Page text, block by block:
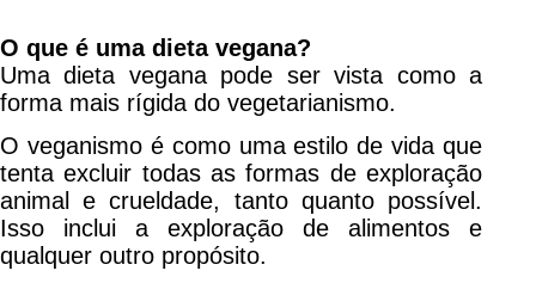
O que é uma dieta vegana?
Uma dieta vegana pode ser vista como a
forma mais rígida do vegetarianismo.
O veganismo é como uma estilo de vida que
tenta excluir todas as formas de exploração
animal e crueldade, tanto quanto possível.
Isso inclui a exploração de alimentos e
qualquer outro propósito.